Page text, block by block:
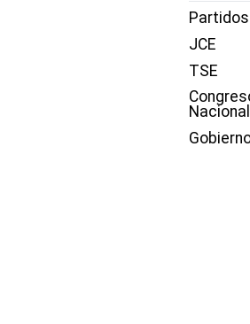
Partidos
JCE
TSE
Nacional